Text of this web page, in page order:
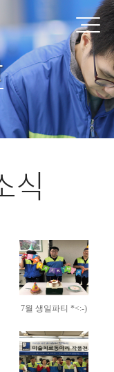
식
7월 생일파티 *<:-)